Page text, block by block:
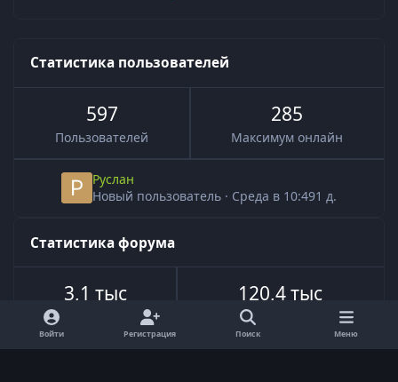
Статистика пользователей
597
Пользователей
285
Максимум онлайн
Руслан
Новый пользователь · Среда в 10:491 д.
Статистика форума
3,1 тыс
Всего сообщений
120,4 тыс
Войти Регистрация Поиск Меню